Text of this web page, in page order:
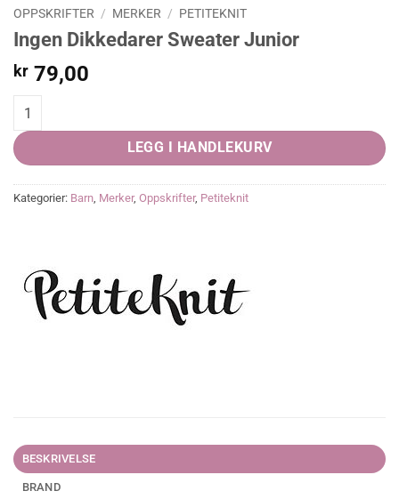
OPPSKRIFTER / MERKER / PETITEKNIT
Ingen Dikkedarer Sweater Junior
kr 79,00
Ingen Dikkedarer Sweater Junior quantity
LEGG I HANDLEKURV
Kategorier: Barn, Merker, Oppskrifter, Petiteknit
BESKRIVELSE
BRAND